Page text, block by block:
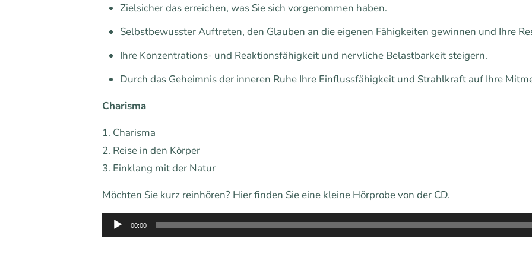
Zielsicher das erreichen, was Sie sich vorgenommen haben.
Selbstbewusster Auftreten, den Glauben an die eigenen Fähigkeiten gewinnen und Ihre
Ihre Konzentrations- und Reaktionsfähigkeit und nervliche Belastbarkeit steigern.
Durch das Geheimnis der inneren Ruhe Ihre Einflussfähigkeit und Strahlkraft auf Ihre
Charisma
1. Charisma
2. Reise in den Körper
3. Einklang mit der Natur
Möchten Sie kurz reinhören? Hier finden Sie eine kleine Hörprobe von der CD.
Audio-
Player
00:00